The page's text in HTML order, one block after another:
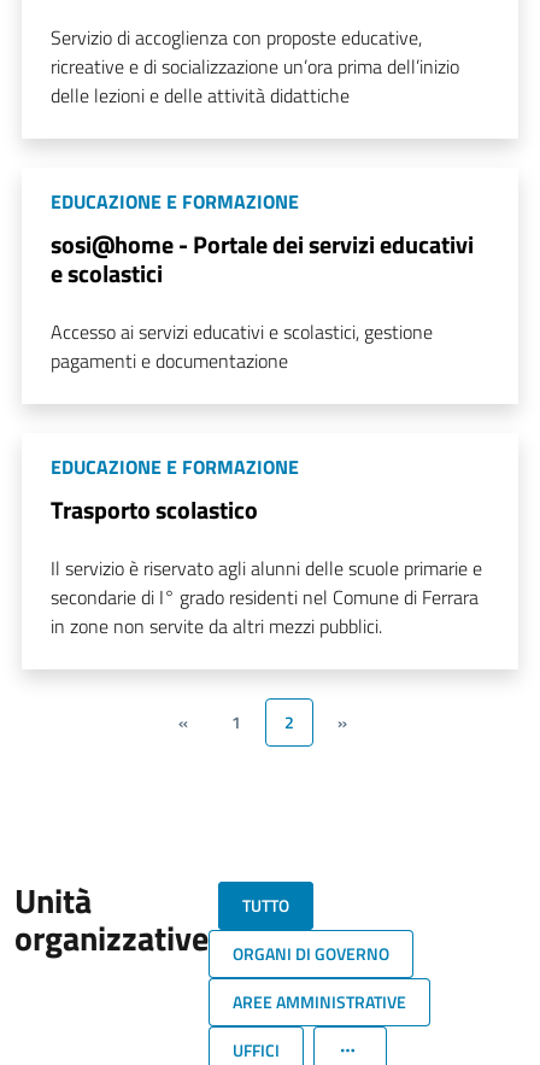
Servizio di accoglienza con proposte educative,
ricreative e di socializzazione un’ora prima dell’inizio
delle lezioni e delle attività didattiche
EDUCAZIONE E FORMAZIONE
sosi@home - Portale dei servizi educativi
e scolastici
Accesso ai servizi educativi e scolastici, gestione
pagamenti e documentazione
EDUCAZIONE E FORMAZIONE
Trasporto scolastico
Il servizio è riservato agli alunni delle scuole primarie e
secondarie di I° grado residenti nel Comune di Ferrara
in zone non servite da altri mezzi pubblici.
« 1 2 »
Unità
organizzative
TUTTO
ORGANI DI GOVERNO
AREE AMMINISTRATIVE
UFFICI